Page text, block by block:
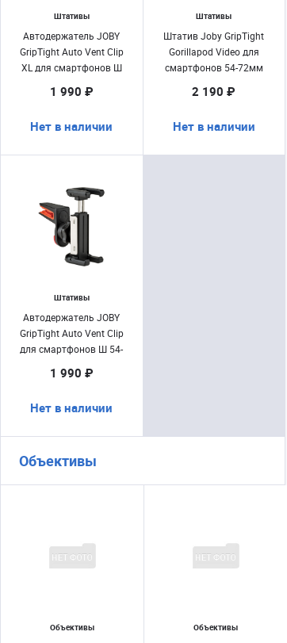
Штативы
Автодержатель JOBY
GripTight Auto Vent Clip
XL для смартфонов Ш
1 990 ₽
Нет в наличии
Штативы
Штатив Joby GripTight
Gorillapod Video для
смартфонов 54-72мм
2 190 ₽
Нет в наличии
Штативы
Автодержатель JOBY
GripTight Auto Vent Clip
для смартфонов Ш 54-
1 990 ₽
Нет в наличии
Объективы
Объективы Объективы